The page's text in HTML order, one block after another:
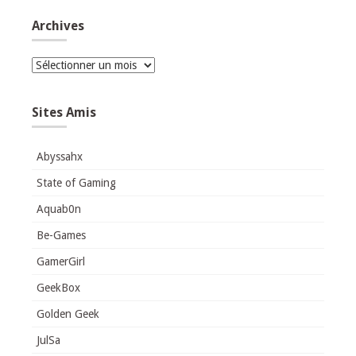
Archives
Archives
Sites Amis
Abyssahx
State of Gaming
Aquab0n
Be-Games
GamerGirl
GeekBox
Golden Geek
JulSa